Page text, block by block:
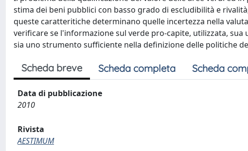
stima dei beni pubblici con basso grado di escludibilità e
queste caratteritiche determinano quelle incertezza nella
verificare se l'informazione sul verde pro-capite, utilizzata,
sia uno strumento sufficiente nella definizione delle politiche
Scheda breve Scheda completa Scheda
Data di pubblicazione
2010
Rivista
AESTIMUM